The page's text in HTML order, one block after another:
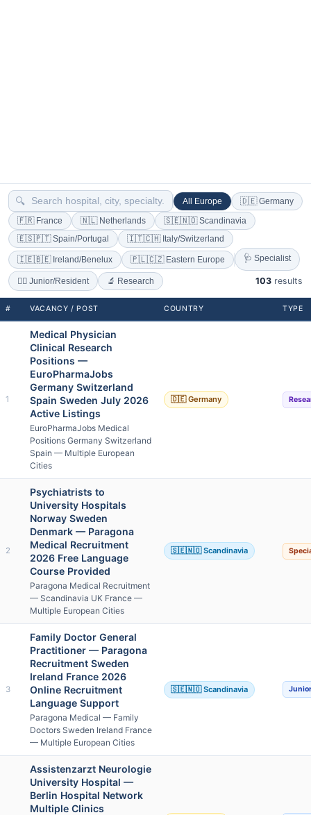
🔍 All Europe 🇩🇪 Germany
🇫🇷 France 🇳🇱 Netherlands
🇸🇪🇳🇴 Scandinavia
🇪🇸🇵🇹 Spain/Portugal
🇮🇹🇨🇭 Italy/Switzerland
🇮🇪🇧🇪 Ireland/Benelux 🇵🇱🇨🇿 Eastern Europe 🩺 Specialist
👨‍⚕️ Junior/Resident 🔬 Research 103 results
# VACANCY / POST COUNTRY TYPE
1
Medical Physician
Clinical Research
Positions —
EuroPharmaJobs
Germany Switzerland
Spain Sweden July 2026
Active Listings
EuroPharmaJobs Medical
Positions Germany Switzerland
Spain — Multiple European
Cities
🇩🇪 Germany
2
Psychiatrists to
University Hospitals
Norway Sweden
Denmark — Paragona
Medical Recruitment
2026 Free Language
Course Provided
Paragona Medical Recruitment
— Scandinavia UK France —
Multiple European Cities
🇸🇪🇳🇴 Scandinavia
3
Family Doctor General
Practitioner — Paragona
Recruitment Sweden
Ireland France 2026
Online Recruitment
Language Support
Paragona Medical — Family
Doctors Sweden Ireland France
— Multiple European Cities
🇸🇪🇳🇴 Scandinavia Junior
Assistenzarzt Neurologie
University Hospital —
Berlin Hospital Network
Multiple Clinics